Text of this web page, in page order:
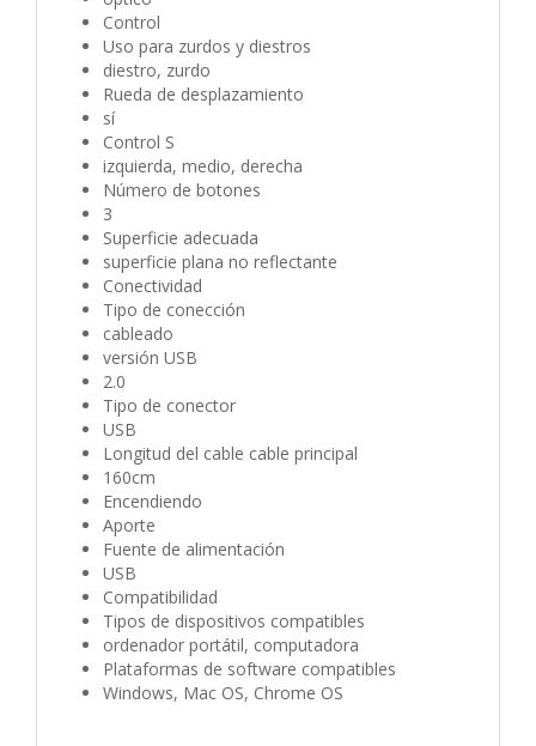
Control
Uso para zurdos y diestros
diestro, zurdo
Rueda de desplazamiento
sí
Control S
izquierda, medio, derecha
Número de botones
3
Superficie adecuada
superficie plana no reflectante
Conectividad
Tipo de conección
cableado
versión USB
2.0
Tipo de conector
USB
Longitud del cable cable principal
160cm
Encendiendo
Aporte
Fuente de alimentación
USB
Compatibilidad
Tipos de dispositivos compatibles
ordenador portátil, computadora
Plataformas de software compatibles
Windows, Mac OS, Chrome OS